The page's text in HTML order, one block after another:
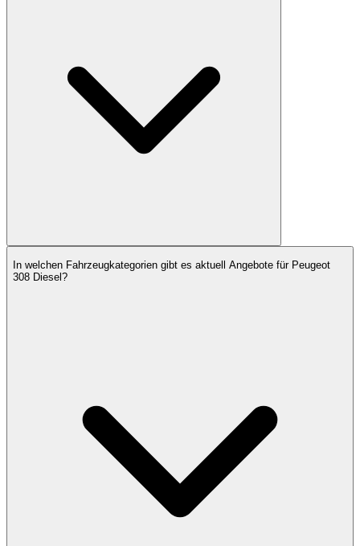
In welchen Fahrzeugkategorien gibt es aktuell Angebote für Peugeot
308 Diesel?